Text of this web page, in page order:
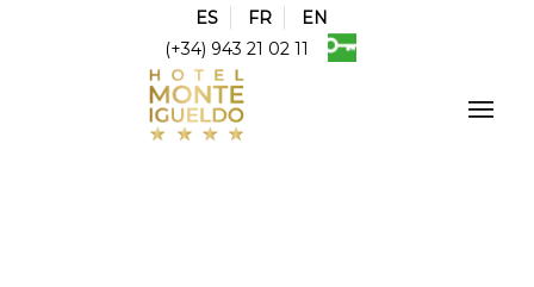
ES FR
EN
(+34) 943 21 02 11